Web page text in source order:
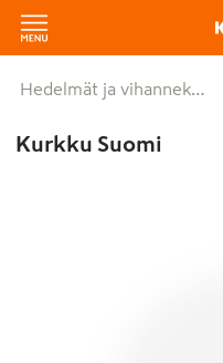
Hedelmät ja vihannekset
Kurkku Suomi